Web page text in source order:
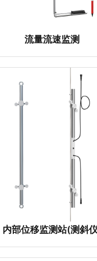
流量流速监测
内部位移监测站(测斜